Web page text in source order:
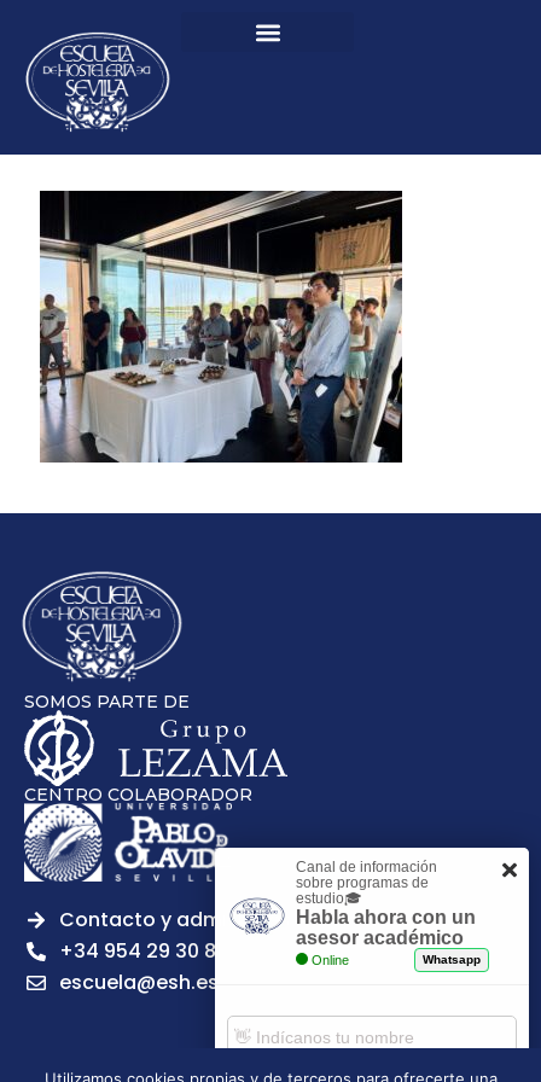
SOMOS PARTE DE
CENTRO COLABORADOR
Contacto y admisiones
+34 954 29 30 81
escuela@esh.es
Canal de información
sobre programas de
estudio🎓
Habla ahora con un
asesor académico
Online Whatsapp